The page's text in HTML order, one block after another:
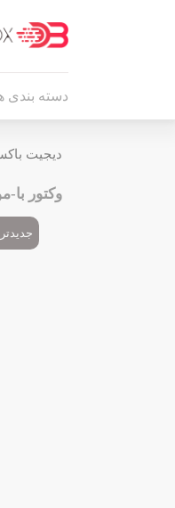
دسته بندی
دیجیت
وکتور با-